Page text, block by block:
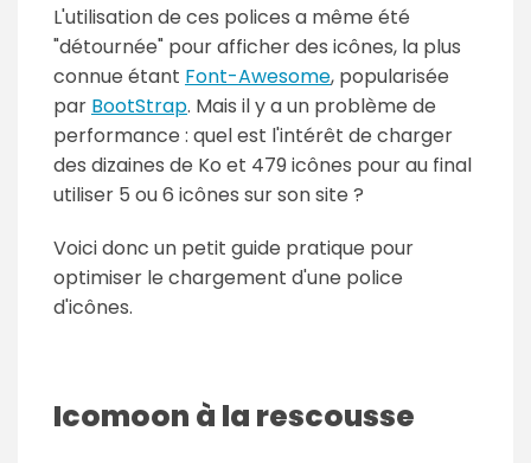
L'utilisation de ces polices a même été
"détournée" pour afficher des icônes, la plus
connue étant Font-Awesome, popularisée
par BootStrap. Mais il y a un problème de
performance : quel est l'intérêt de charger
des dizaines de Ko et 479 icônes pour au final
utiliser 5 ou 6 icônes sur son site ?
Voici donc un petit guide pratique pour
optimiser le chargement d'une police
d'icônes.
Icomoon à la rescousse